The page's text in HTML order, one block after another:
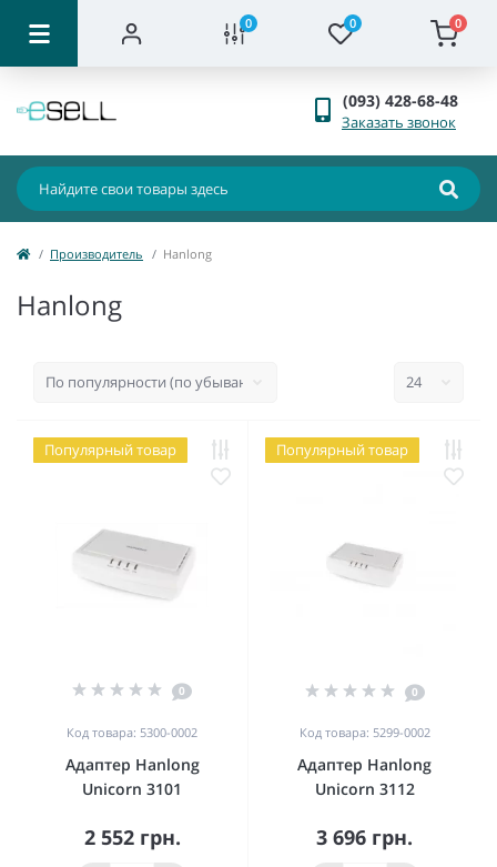
0 0 0
(093) 428-68-48
Заказать звонок
Производитель Hanlong
Hanlong
Популярный товар
0
Код товара: 5300-0002
Адаптер Hanlong
Unicorn 3101
2 552 грн.
Популярный товар
0
Код товара: 5299-0002
Адаптер Hanlong
Unicorn 3112
3 696 грн.